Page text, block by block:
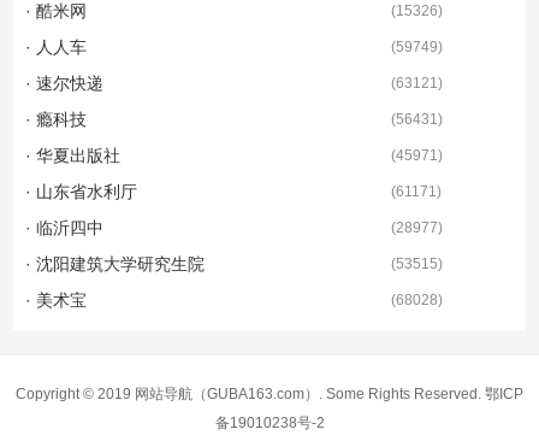
· 酷米网 (15326)
· 人人车 (59749)
· 速尔快递 (63121)
· 瘾科技 (56431)
· 华夏出版社 (45971)
· 山东省水利厅 (61171)
· 临沂四中 (28977)
· 沈阳建筑大学研究生院 (53515)
· 美术宝 (68028)
Copyright © 2019 网站导航 （GUBA163.com）. Some Rights Reserved. 鄂ICP
备19010238号-2